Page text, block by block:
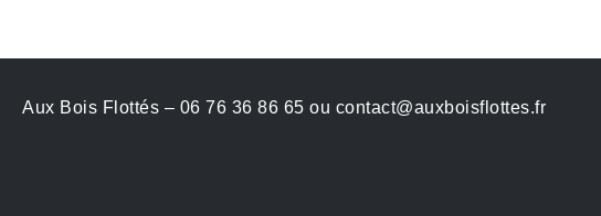
Aux Bois Flottés – 06 76 36 86 65 ou contact@auxboisflottes.fr